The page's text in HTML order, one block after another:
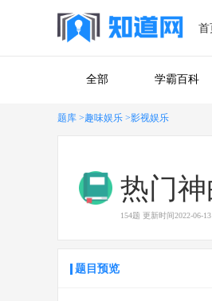
首
全部 学霸百科
题库 >趣味娱乐 >影视娱乐
热门
154题 更新时间2022-06-
题目预览